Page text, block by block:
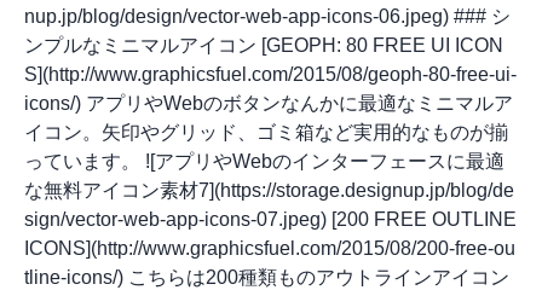
nup.jp/blog/design/vector-web-app-icons-06.jpeg) ### シ
ンプルなミニマルアイコン [GEOPH: 80 FREE UI ICON
S](http://www.graphicsfuel.com/2015/08/geoph-80-free-ui-
icons/) アプリやWebのボタンなんかに最適なミニマルア
イコン。矢印やグリッド、ゴミ箱など実用的なものが揃
っています。 ![アプリやWebのインターフェースに最適
な無料アイコン素材7](https://storage.designup.jp/blog/de
sign/vector-web-app-icons-07.jpeg) [200 FREE OUTLINE
ICONS](http://www.graphicsfuel.com/2015/08/200-free-ou
tline-icons/) こちらは200種類ものアウトラインアイコン